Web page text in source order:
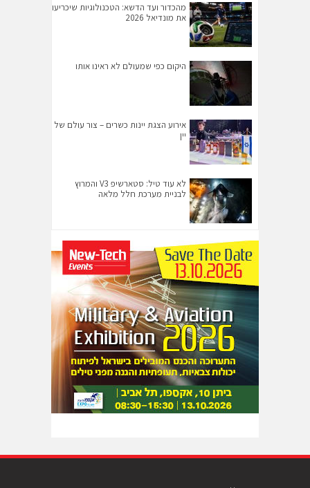
מהכדור ועד הדשא: הטכנולוגיות שיכריעו
את מונדיאל 2026
היקום כפי שמעולם לא ראינו אותו
אירוע הצגת יינות כשרים – צור עולם של
יין
לא עוד טיל: סטארשיפ V3 והמרוץ
לבניית מערכת חלל מלאה